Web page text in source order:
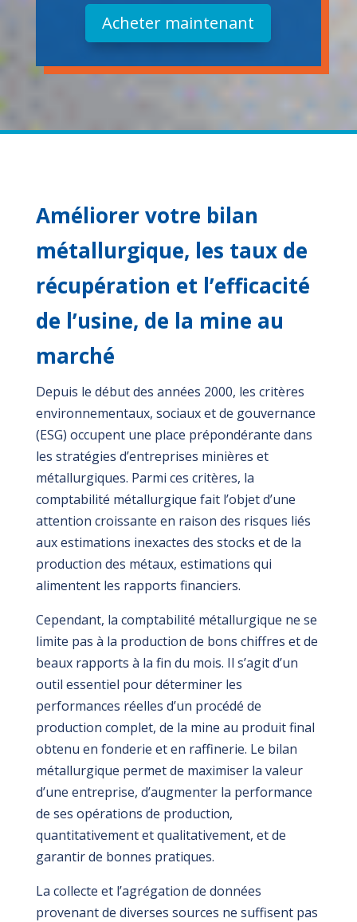
Acheter maintenant
Améliorer votre bilan
métallurgique, les taux de
récupération et l’efficacité
de l’usine, de la mine au
marché
Depuis le début des années 2000, les critères
environnementaux, sociaux et de gouvernance
(ESG) occupent une place prépondérante dans
les stratégies d’entreprises minières et
métallurgiques. Parmi ces critères, la
comptabilité métallurgique fait l’objet d’une
attention croissante en raison des risques liés
aux estimations inexactes des stocks et de la
production des métaux, estimations qui
alimentent les rapports financiers.
Cependant, la comptabilité métallurgique ne se
limite pas à la production de bons chiffres et de
beaux rapports à la fin du mois. Il s’agit d’un
outil essentiel pour déterminer les
performances réelles d’un procédé de
production complet, de la mine au produit final
obtenu en fonderie et en raffinerie. Le bilan
métallurgique permet de maximiser la valeur
d’une entreprise, d’augmenter la performance
de ses opérations de production,
quantitativement et qualitativement, et de
garantir de bonnes pratiques.
La collecte et l’agrégation de données
provenant de diverses sources ne suffisent pas